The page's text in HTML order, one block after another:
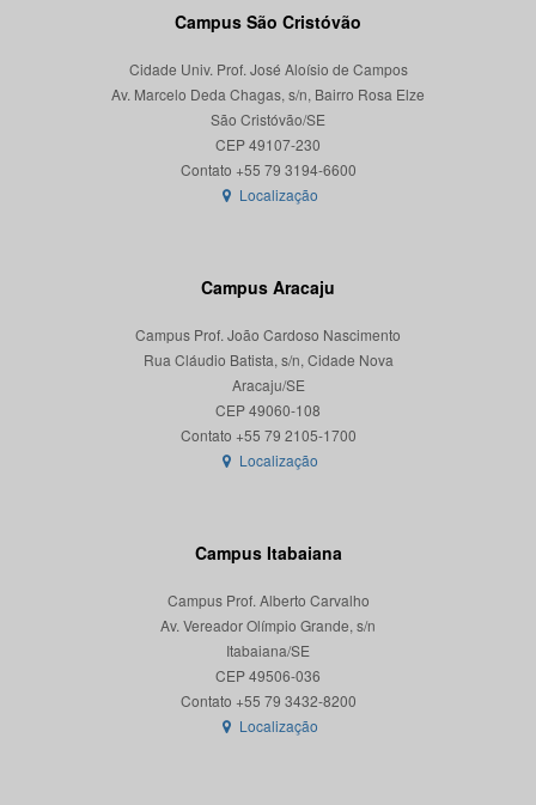
Campus São Cristóvão
Cidade Univ. Prof. José Aloísio de Campos
Av. Marcelo Deda Chagas, s/n, Bairro Rosa Elze
São Cristóvão/SE
CEP 49107-230
Localização
Campus Aracaju
Campus Prof. João Cardoso Nascimento
Rua Cláudio Batista, s/n, Cidade Nova
Aracaju/SE
CEP 49060-108
Localização
Campus Itabaiana
Campus Prof. Alberto Carvalho
Av. Vereador Olímpio Grande, s/n
Itabaiana/SE
CEP 49506-036
Localização